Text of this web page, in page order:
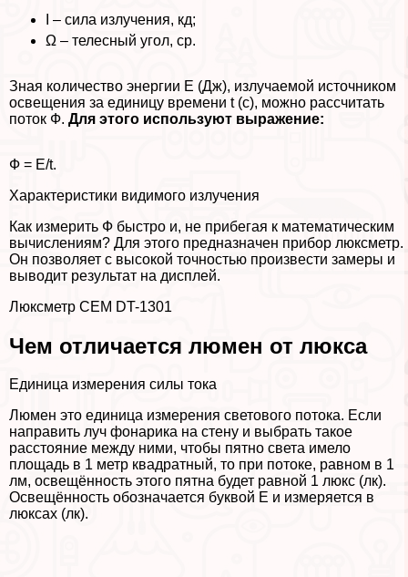
I – сила излучения, кд;
Ω – телесный угол, ср.
Зная количество энергии Е (Дж), излучаемой источником
освещения за единицу времени t (с), можно рассчитать
поток Ф. Для этого используют выражение:
Ф = Е/t.
Хаpaктеристики видимого излучения
Как измерить Ф быстро и, не прибегая к математическим
вычислениям? Для этого предназначен прибор люксметр.
Он позволяет с высокой точностью произвести замеры и
выводит результат на дисплей.
Люксметр CEM DT-1301
Чем отличается люмен от люкса
Единица измерения силы тока
Люмен это единица измерения светового потока. Если
направить луч фонарика на стену и выбрать такое
расстояние между ними, чтобы пятно света имело
площадь в 1 метр квадратный, то при потоке, равном в 1
лм, освещённость этого пятна будет равной 1 люкс (лк).
Освещённость обозначается буквой Е и измеряется в
люксах (лк).